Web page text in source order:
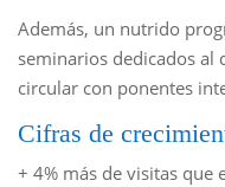
Además, un nutrido
seminarios dedicados al
circular con ponentes
Cifras de
+ 4% más de visitas que